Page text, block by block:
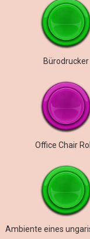
Bürodrucker
Office Chair